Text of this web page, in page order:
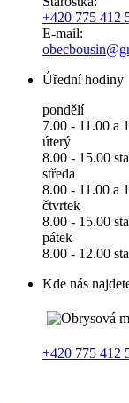
+420 775 412
E-mail:
Úřední hodiny
pondělí
7.00 - 11.00 a
úterý
8.00 - 15.00
středa
8.00 - 11.00 a
čtvrtek
8.00 - 15.00
pátek
8.00 - 12.00
Kde nás
+420 775 412